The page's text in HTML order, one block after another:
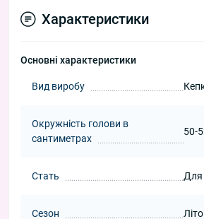
Характеристики
Основні характеристики
Вид виробу
Окружність голови в
сантиметрах
50-
Стать Для
Сезон Літо